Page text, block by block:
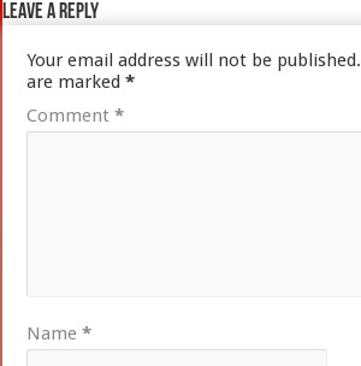
Leave a Reply
Your email address will not be published.
are marked*
Comment*
Name*